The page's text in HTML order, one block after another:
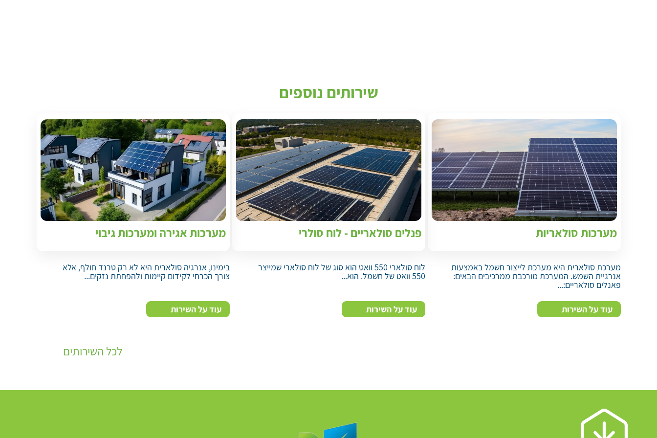
שירותים נוספים
מערכות סולאריות
מערכת סולארית היא מערכת לייצור חשמל באמצעות
אנרגיית השמש. המערכת מורכבת ממרכיבים הבאים:
פאנלים סולאריים:...
עוד על השירות
פנלים סולאריים - לוח סולרי
לוח סולארי 550 וואט הוא סוג של לוח סולארי שמייצר
550 וואט של חשמל. הוא...
עוד על השירות
מערכות אגירה ומערכות גיבוי
בימינו, אנרגיה סולארית היא לא רק טרנד חולף, אלא
צורך הכרחי לקידום קיימות ולהפחתת נזקים...
עוד על השירות
לכל השירותים